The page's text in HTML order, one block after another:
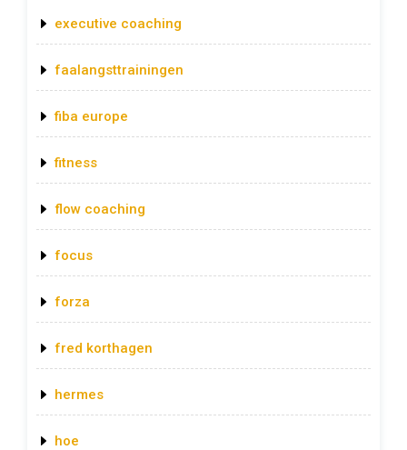
executive coaching
faalangsttrainingen
fiba europe
fitness
flow coaching
focus
forza
fred korthagen
hermes
hoe